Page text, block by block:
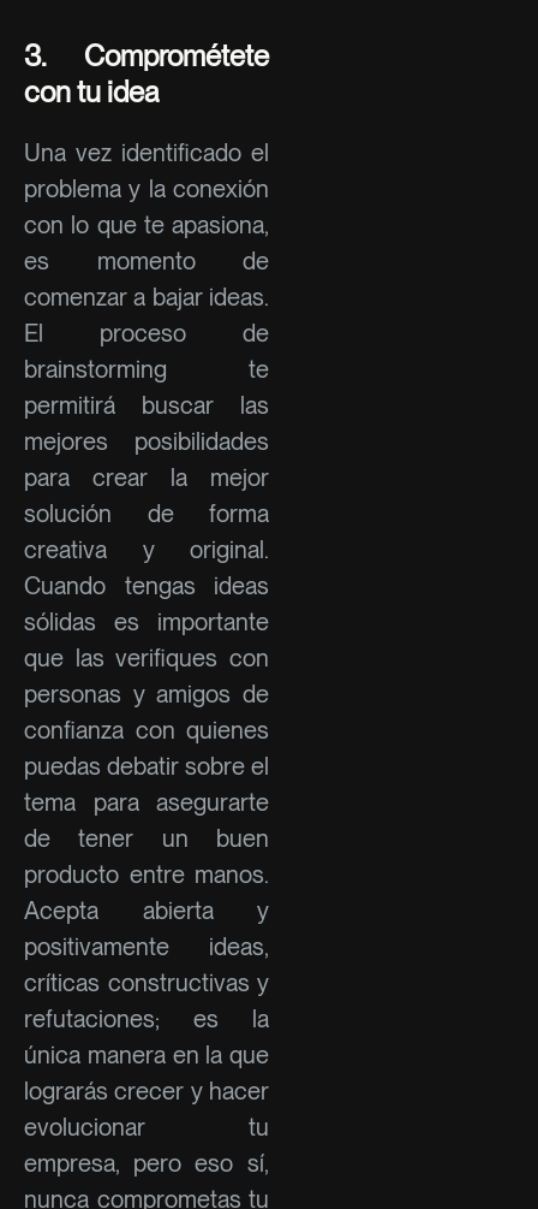
3. Comprométete
con tu idea
Una vez identificado el
problema y la conexión
con lo que te apasiona,
es momento de
comenzar a bajar ideas.
El proceso de
brainstorming te
permitirá buscar las
mejores posibilidades
para crear la mejor
solución de forma
creativa y original.
Cuando tengas ideas
sólidas es importante
que las verifiques con
personas y amigos de
confianza con quienes
puedas debatir sobre el
tema para asegurarte
de tener un buen
producto entre manos.
Acepta abierta y
positivamente ideas,
críticas constructivas y
refutaciones; es la
única manera en la que
lograrás crecer y hacer
evolucionar tu
empresa, pero eso sí,
nunca comprometas tu